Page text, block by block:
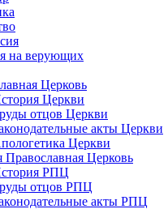
на верующих
Церковь
Церкви
отцов Церкви
акты Церкви
Церкви
Православная Церковь
РПЦ
отцов РПЦ
акты РПЦ